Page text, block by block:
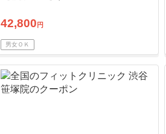
42,800 円
男女ＯＫ